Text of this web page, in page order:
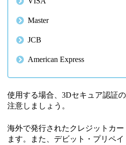
Master
JCB
American Express
使用する場合、3Dセキュア認証
注意しましょう。
海外で発行されたクレジットカ
ます。また、デビット・プリペ